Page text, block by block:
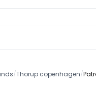
/Thorup copenhagen/